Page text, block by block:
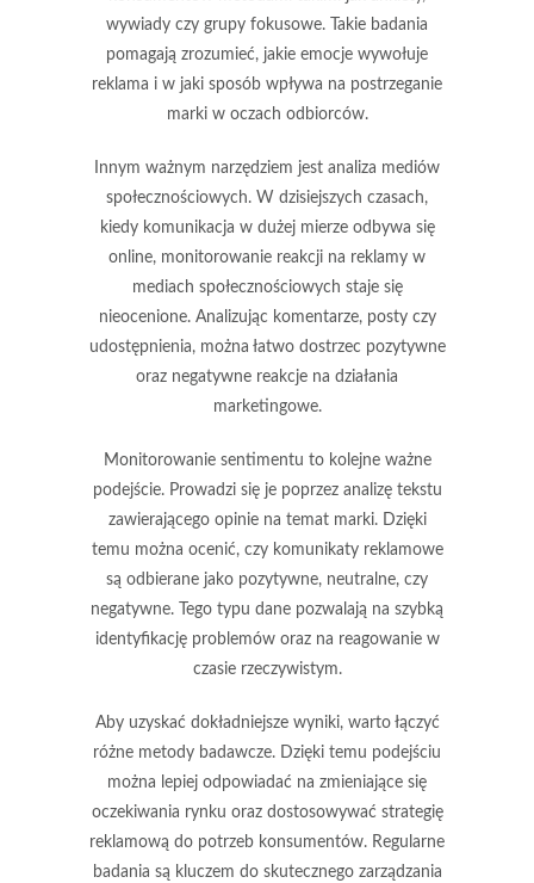
wywiady czy grupy fokusowe. Takie badania
pomagają zrozumieć, jakie emocje wywołuje
reklama i w jaki sposób wpływa na postrzeganie
marki w oczach odbiorców.
Innym ważnym narzędziem jest analiza mediów
społecznościowych. W dzisiejszych czasach,
kiedy komunikacja w dużej mierze odbywa się
online, monitorowanie reakcji na reklamy w
mediach społecznościowych staje się
nieocenione. Analizując komentarze, posty czy
udostępnienia, można łatwo dostrzec pozytywne
oraz negatywne reakcje na działania
marketingowe.
Monitorowanie sentimentu to kolejne ważne
podejście. Prowadzi się je poprzez analizę tekstu
zawierającego opinie na temat marki. Dzięki
temu można ocenić, czy komunikaty reklamowe
są odbierane jako pozytywne, neutralne, czy
negatywne. Tego typu dane pozwalają na szybką
identyfikację problemów oraz na reagowanie w
czasie rzeczywistym.
Aby uzyskać dokładniejsze wyniki, warto łączyć
różne metody badawcze. Dzięki temu podejściu
można lepiej odpowiadać na zmieniające się
oczekiwania rynku oraz dostosowywać strategię
reklamową do potrzeb konsumentów. Regularne
badania są kluczem do skutecznego zarządzania